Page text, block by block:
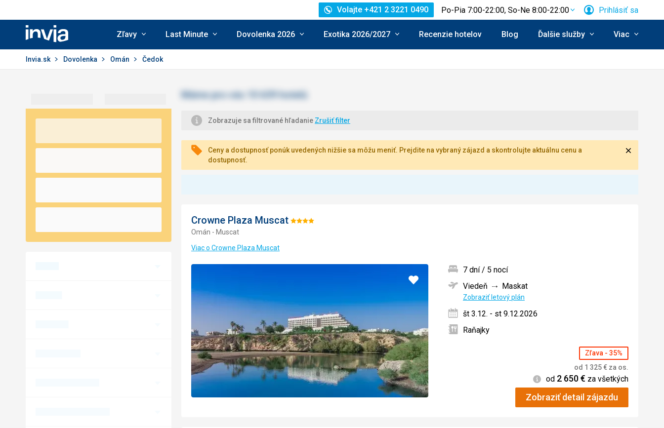
Invia.sk
Volajte +421 2 3221 0490 Po-Pia 7:00-22:00, So-Ne 8:00-22:00 Prihlásiť sa
Zľavy Last Minute Dovolenka 2026 Exotika 2026/2027 Recenzie hotelov Blog Ďalšie služby Viac
Invia.sk Dovolenka Omán Čedok
Zobrazuje sa filtrované hľadanie Zrušiť filter
Ceny a dostupnosť ponúk uvedených nižšie sa môžu meniť. Prejdite na vybraný zájazd a skontrolujte aktuálnu cenu a
dostupnosť.
Crowne Plaza Muscat Hodnotenie:
Omán - Muscat
Viac o Crowne Plaza Muscat
Pridať
7 dní / 5 nocí
Viedeň
Maskat
Zobraziť letový plán
št 3.12. - st 9.12.2026
Raňajky
Zľava - 35%
od 1 325€ za os.
Informácie
od 2 650€ za všetkých
Zobraziť detail zájazdu